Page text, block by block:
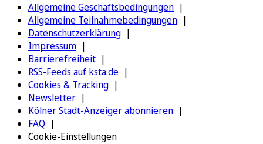
Allgemeine Geschäftsbedingungen
Allgemeine Teilnahmebedingungen
Datenschutzerklärung
Impressum
Barrierefreiheit
RSS-Feeds auf ksta.de
Cookies & Tracking
Newsletter
Kölner Stadt-Anzeiger abonnieren
FAQ
Cookie-Einstellungen